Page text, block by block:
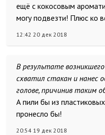
ещё с кокосовым
могу подвезти! Плюс ко
12:42 20 дек 2018
В результате
схватил стакан и нанес
голове, причинив таким
А пили бы из
пронесло бы!
20:54 19 дек 2018